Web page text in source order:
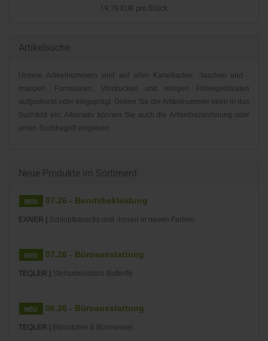
19,70 EUR pro Stück
Artikelsuche
Unsere Artikelnummern sind auf allen Karteikarten, -taschen und -
mappen, Formularen, Vordrucken und einigen Folienprodukten
aufgedruckt oder eingeprägt. Geben Sie die Artikelnummer oben in das
Suchfeld ein. Alternativ können Sie auch die Artikelbezeichnung oder
einen Suchbegriff eingeben.
Neue Produkte im Sortiment
07.26 - Berufsbekleidung
EXNER | Schlupfkasacks und -hosen in neuen Farben.
07.26 - Büroausstattung
TEQLER | Steharbeitstisch Butterfly.
06.26 - Büroausstattung
TEQLER | Bürostühle & Bürosessel.